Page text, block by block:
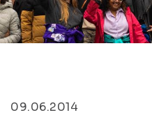
09.06.2014